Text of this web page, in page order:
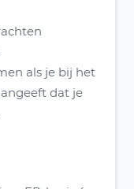
als je bij het
dat je